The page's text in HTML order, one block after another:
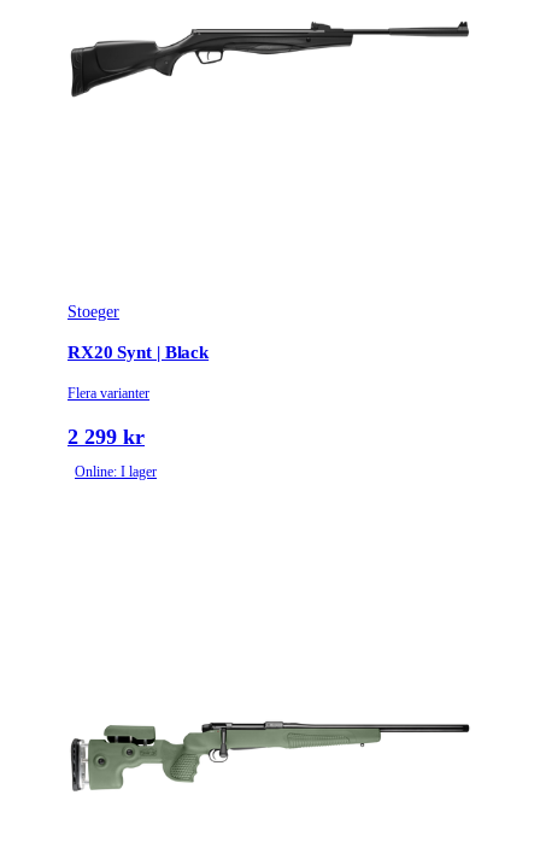
Stoeger
RX20 Synt | Black
Flera varianter
2 299 kr
Online: I lager